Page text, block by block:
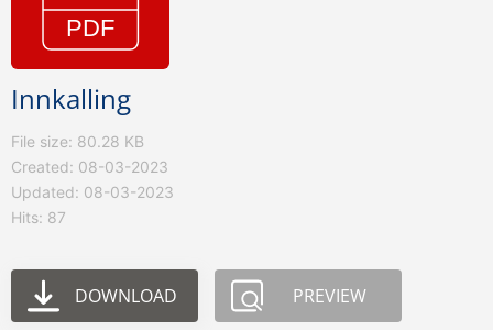
Innkalling
File size: 80.28 KB
Created: 08-03-2023
Updated: 08-03-2023
Hits: 87
DOWNLOAD PREVIEW